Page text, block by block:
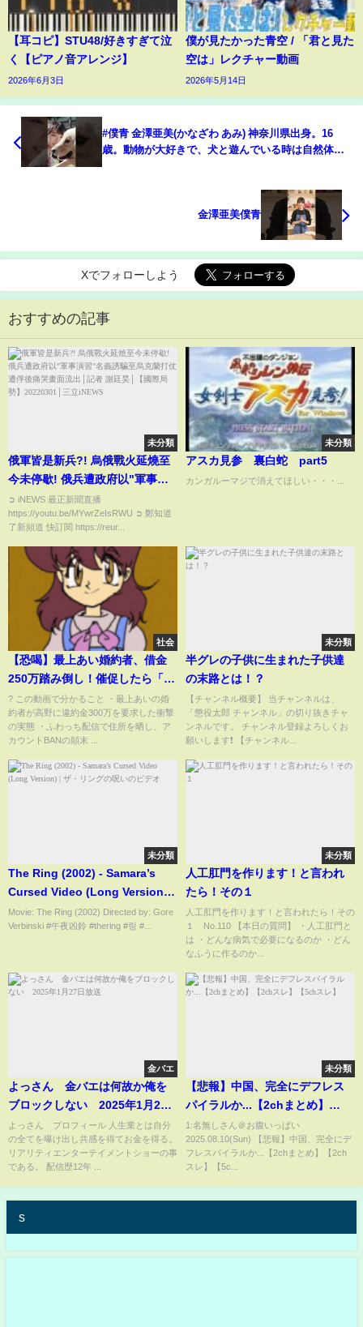
【耳コピ】STU48/好きすぎて泣
く【ピアノ音アレンジ】
2026年6月3日
僕が見たかった青空 / 「君と見た
空は」レクチャー動画
2026年5月14日
#僕青 金澤亜美(かなざわ あみ) 神奈川県出身。16
歳。動物が大好きで、犬と遊んでいる時は自然体で
金澤亜美僕青
Xでフォローしよう
おすすめの記事
未分類
俄軍皆是新兵?! 烏俄戰火延燒至
今未停歇! 俄兵遭政府以"軍事演
習"名義誘騙至烏克蘭打仗 遭俘後
痛哭畫面流出│記者 謝廷昊│【國
際局勢】20220301│三立iNEWS
➲ iNEWS 最正新聞直播
https://youtu.be/MYwrZeIsRWU ➲ 鄭知道
了新頻道 快訂閱 https://reur...
未分類
アスカ見参 裏白蛇 part5
カンガルーマジで消えてほしい・・・...
社会
【恐喝】最上あい婚約者、借金
250万踏み倒し！催促したら「違
約金300万」…こんな詐欺が許さ
れていいのか！？
? この動画で分かること ・最上あいの婚
約者が高野に違約金300万を要求した衝撃
の実態 ・ふわっち配信で住所を晒し、ア
カウントBANの顛末 ...
未分類
半グレの子供に生まれた子供達
の末路とは！？
【チャンネル概要】 当チャンネルは、
「懲役太郎 チャンネル」の切り抜きチャ
ンネルです。 チャンネル登録よろしくお
願いします❗️ 【チャンネル...
未分類
The Ring (2002) - Samara’s
Cursed Video (Long Version) |
ザ・リングの呪いのビデオ
Movie: The Ring (2002) Directed by: Gore
Verbinski #午夜凶鈴 #thering #링 #...
未分類
人工肛門を作ります！と言われ
たら！その１
人工肛門を作ります！と言われたら！その
１ No.110 【本日の質問】 ・人工肛門と
は ・どんな病気で必要になるのか ・どん
なふうに作るのか...
金バエ
よっさん 金バエは何故か俺を
ブロックしない 2025年1月27
日放送
よっさん プロフィール 人生業とは自分
の全てを曝け出し共感を得てお金を得る。
リアリティエンターテイメントショーの事
である。 配信歴12年 ...
未分類
【悲報】中国、完全にデフレス
パイラルか...【2chまとめ】
【2chスレ】【5chスレ】
1:名無しさん＠お腹いっぱい
2025.08.10(Sun) 【悲報】中国、完全にデ
フレスパイラルか...【2chまとめ】【2ch
スレ】【5c...
s